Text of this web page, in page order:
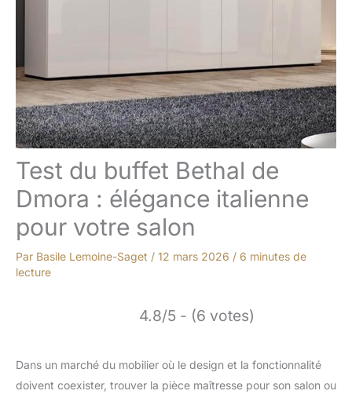
Test du buffet Bethal de
Dmora : élégance italienne
pour votre salon
Par Basile Lemoine-Saget / 12 mars 2026 / 6 minutes de
lecture
4.8/5 - (6 votes)
Dans un marché du mobilier où le design et la fonctionnalité
doivent coexister, trouver la pièce maîtresse pour son salon ou